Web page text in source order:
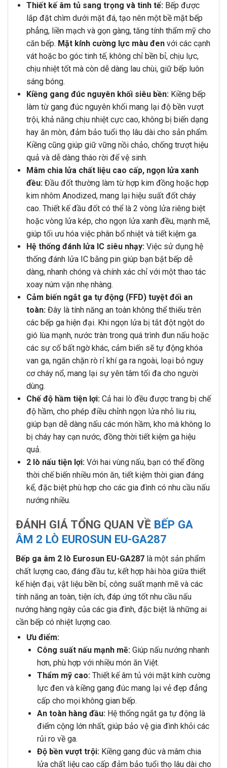
Thiết kế âm tủ sang trọng và tinh tế:Bếp được
lắp đặt chìm dưới mặt đá, tạo nên một bề mặt bếp
phẳng, liền mạch và gọn gàng, tăng tính thẩm mỹ cho
căn bếp. Mặt kính cường lực màu đenvới các cạnh
vát hoặc bo góc tinh tế, không chỉ bền bỉ, chịu lực,
chịu nhiệt tốt mà còn dễ dàng lau chùi, giữ bếp luôn
sáng bóng.
Kiềng gang đúc nguyên khối siêu bền:Kiềng bếp
làm từ gang đúc nguyên khối mang lại độ bền vượt
trội, khả năng chịu nhiệt cực cao, không bị biến dạng
hay ăn mòn, đảm bảo tuổi thọ lâu dài cho sản phẩm.
Kiềng cũng giúp giữ vững nồi chảo, chống trượt hiệu
quả và dễ dàng tháo rời để vệ sinh.
Mâm chia lửa chất liệu cao cấp, ngọn lửa xanh
đều:Đầu đốt thường làm từ hợp kim đồng hoặc hợp
kim nhôm Anodized, mang lại hiệu suất đốt cháy
cao. Thiết kế đầu đốt có thể là 2 vòng lửa riêng biệt
hoặc vòng lửa kép, cho ngọn lửa xanh đều, mạnh mẽ,
giúp tối ưu hóa việc phân bổ nhiệt và tiết kiệm ga.
Hệ thống đánh lửa IC siêu nhạy:Việc sử dụng hệ
thống đánh lửa IC bằng pin giúp bạn bật bếp dễ
dàng, nhanh chóng và chính xác chỉ với một thao tác
xoay núm vặn nhẹ nhàng.
Cảm biến ngắt ga tự động (FFD) tuyệt đối an
toàn:Đây là tính năng an toàn không thể thiếu trên
các bếp ga hiện đại. Khi ngọn lửa bị tắt đột ngột do
gió lùa mạnh, nước tràn trong quá trình đun nấu hoặc
các sự cố bất ngờ khác, cảm biến sẽ tự động khóa
van ga, ngăn chặn rò rỉ khí ga ra ngoài, loại bỏ nguy
cơ cháy nổ, mang lại sự yên tâm tối đa cho người
dùng.
Chế độ hầm tiện lợi:Cả hai lò đều được trang bị chế
độ hầm, cho phép điều chỉnh ngọn lửa nhỏ liu riu,
giúp bạn dễ dàng nấu các món hầm, kho mà không lo
bị cháy hay cạn nước, đồng thời tiết kiệm ga hiệu
quả.
2 lò nấu tiện lợi:Với hai vùng nấu, bạn có thể đồng
thời chế biến nhiều món ăn, tiết kiệm thời gian đáng
kể, đặc biệt phù hợp cho các gia đình có nhu cầu nấu
nướng nhiều.
ĐÁNH GIÁ TỔNG QUAN VỀ BẾP GA
ÂM 2 LÒ EUROSUN EU-GA287
Bếp ga âm 2 lò Eurosun EU-GA287 là một sản phẩm
chất lượng cao, đáng đầu tư, kết hợp hài hòa giữa thiết
kế hiện đại, vật liệu bền bỉ, công suất mạnh mẽ và các
tính năng an toàn, tiện ích, đáp ứng tốt nhu cầu nấu
nướng hàng ngày của các gia đình, đặc biệt là những ai
cần bếp có nhiệt lượng cao.
Ưu điểm:
Công suất nấu mạnh mẽ:Giúp nấu nướng nhanh
hơn, phù hợp với nhiều món ăn Việt.
Thẩm mỹ cao:Thiết kế âm tủ với mặt kính cường
lực đen và kiềng gang đúc mang lại vẻ đẹp đẳng
cấp cho mọi không gian bếp.
An toàn hàng đầu:Hệ thống ngắt ga tự động là
điểm cộng lớn nhất, giúp bảo vệ gia đình khỏi các
rủi ro về ga.
Độ bền vượt trội:Kiềng gang đúc và mâm chia
lửa chất liệu cao cấp đảm bảo tuổi thọ lâu dài cho